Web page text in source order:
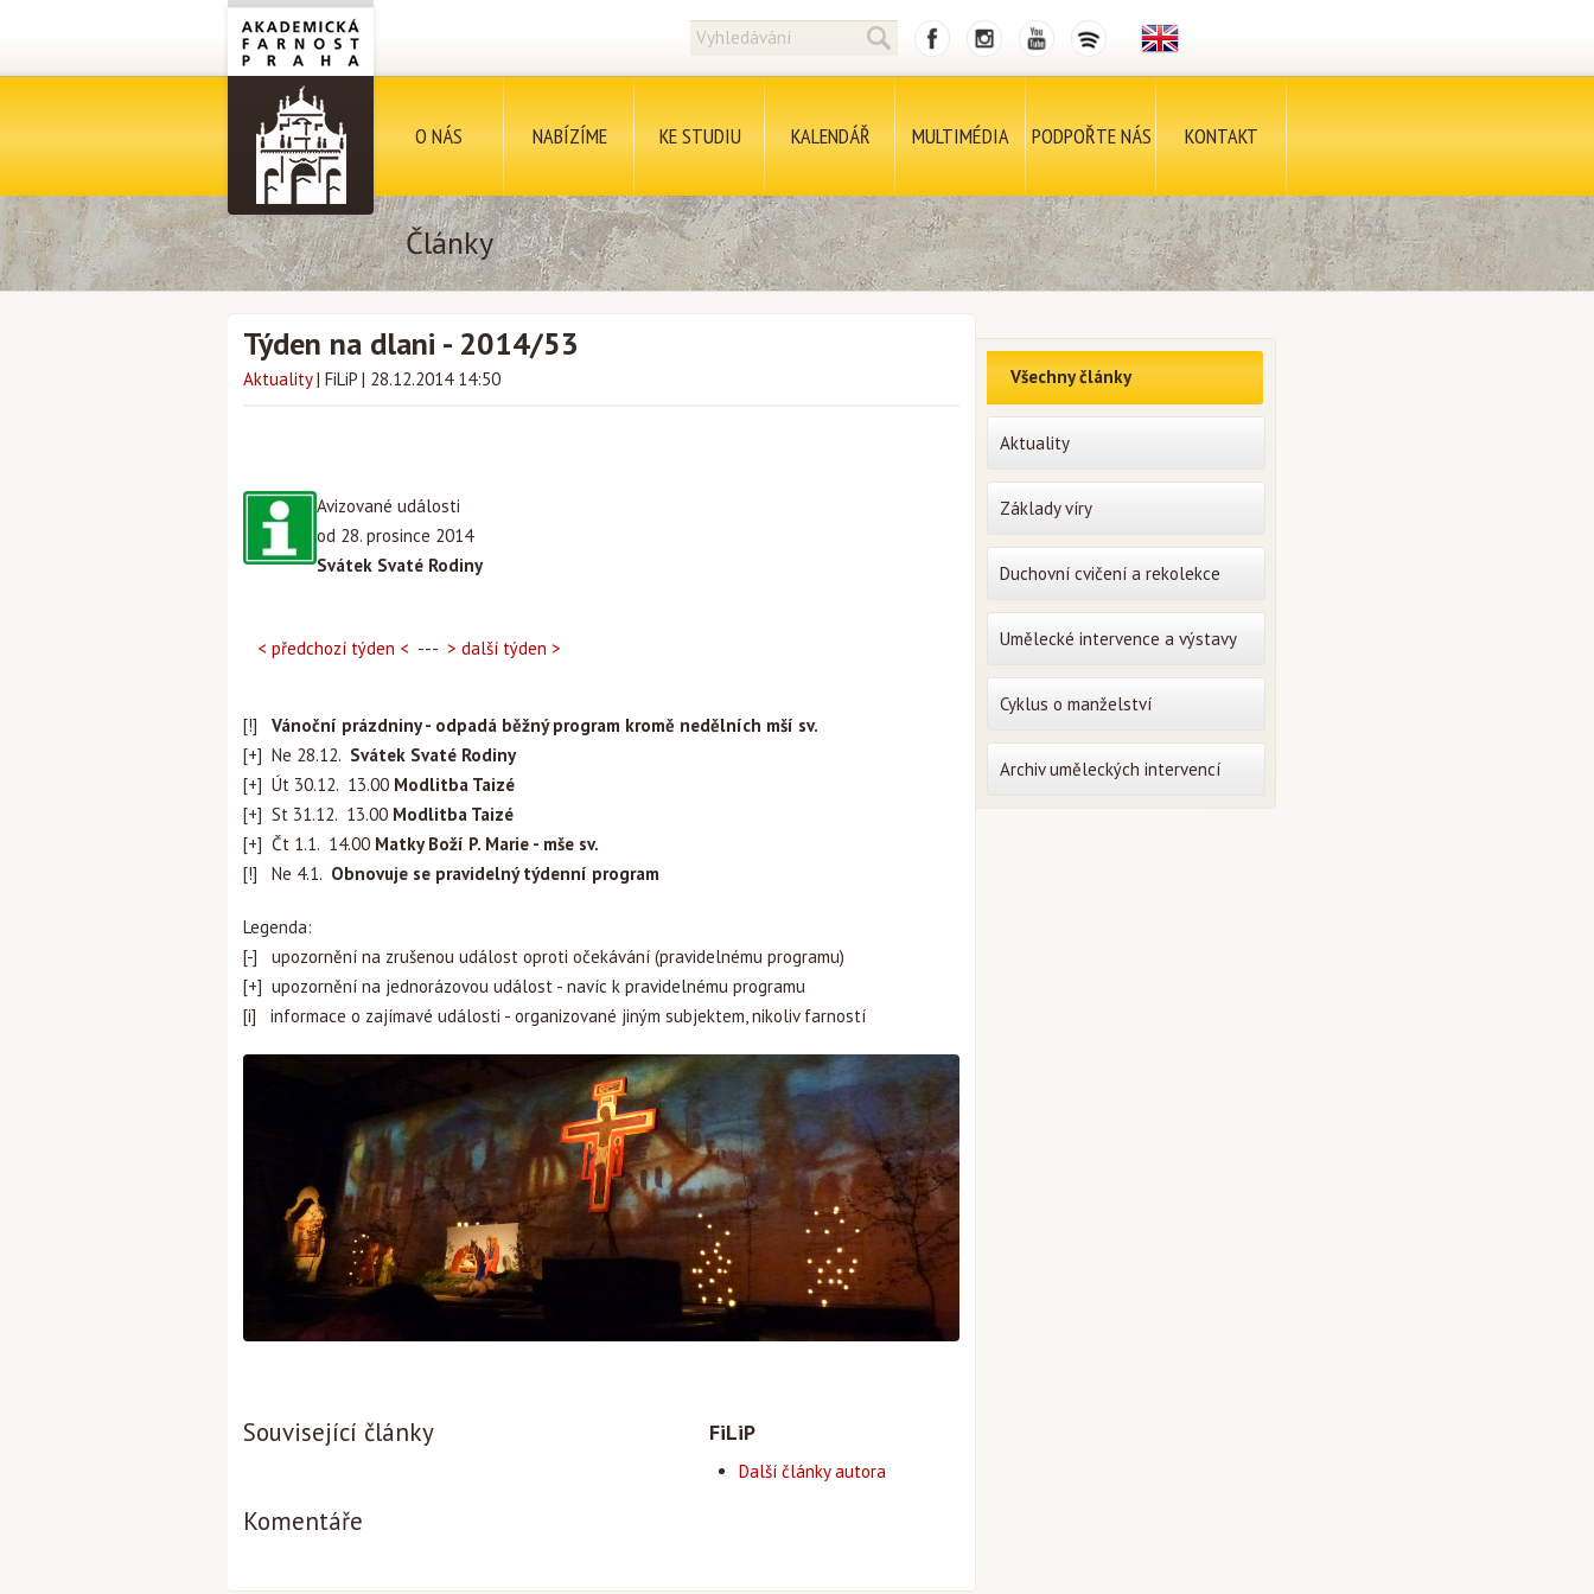
O NÁS NABÍZÍME KE STUDIU KALENDÁŘ MULTIMÉDIA PODPOŘTE NÁS KONTAKT
Články
Týden na dlani - 2014/53
Aktuality | FiLiP | 28.12.2014 14:50
Avizované události
od 28. prosince 2014
Svátek Svaté Rodiny
< předchozí týden < --- > další týden >
[!] Vánoční prázdniny - odpadá běžný program kromě nedělních mší sv.
[+] Ne 28.12. Svátek Svaté Rodiny
[+] Út 30.12. 13.00 Modlitba Taizé
[+] St 31.12. 13.00 Modlitba Taizé
[+] Čt 1.1. 14.00 Matky Boží P. Marie - mše sv.
[!] Ne 4.1. Obnovuje se pravidelný týdenní program
Legenda:
[-] upozornění na zrušenou událost oproti očekávání (pravidelnému programu)
[+] upozornění na jednorázovou událost - navíc k pravidelnému programu
[i] informace o zajímavé události - organizované jiným subjektem, nikoliv farností
Související články FiLiP
Další články autora
Komentáře
Všechny články
Aktuality
Základy víry
Duchovní cvičení a rekolekce
Umělecké intervence a výstavy
Cyklus o manželství
Archiv uměleckých intervencí